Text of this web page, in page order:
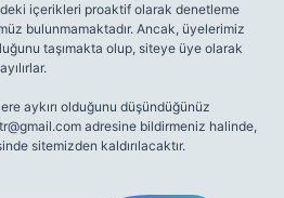
içerikleri proaktif olarak denetleme
bulunmamaktadır. Ancak, üyelerimiz
taşımakta olup, siteye üye olarak
aykırı olduğunu düşündüğünüz
adresine bildirmeniz halinde,
sitemizden kaldırılacaktır.